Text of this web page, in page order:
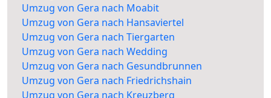
Umzug von Gera nach Moabit
Umzug von Gera nach Hansaviertel
Umzug von Gera nach Tiergarten
Umzug von Gera nach Wedding
Umzug von Gera nach Gesundbrunnen
Umzug von Gera nach Friedrichshain
Umzug von Gera nach Kreuzberg